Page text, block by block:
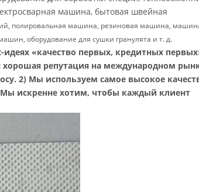
машина, бытовая швейная
полировальная машина, резиновая машина,
оборудование для сушки гранулята и т. д.
«качество первых, кредитных
хорошая репутация на международном
2) Мы используем самое высокое
искренне хотим, чтобы каждый клиент